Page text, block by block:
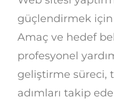
güçlendirmek için
Amaç ve hedef
profesyonel
geliştirme süreci,
adımları takip